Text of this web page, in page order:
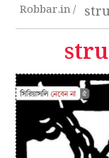
Robbar.in